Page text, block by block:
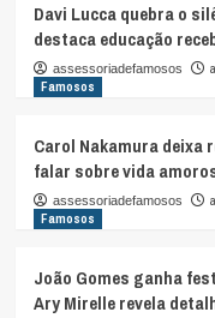
Davi Lucca quebra o
destaca educação
assessoriadefamosos
Famosos
Carol Nakamura deixa
falar sobre vida
assessoriadefamosos
Famosos
João Gomes ganha
Ary Mirelle revela